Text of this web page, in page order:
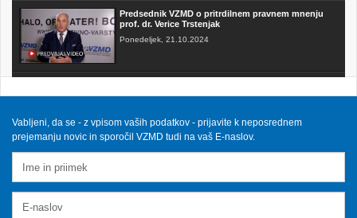
Predsednik VZMD o pritrdilnem pravnem mnenju
prof. dr. Verice Trstenjak
Ponedeljek, 21.10.2024
skupinskih tožb zoper telekomunikacijske
Sobota, 12.10.2024
Petek, 10.5.2024
Vabljeni, da se - z vpisom vaših podatkov - prijavite k neposrednem
prejemanju novic in sporočil VZMD tudi na vaš E-naslov.